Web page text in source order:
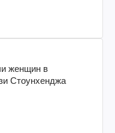
женщин в
Стоунхенджа